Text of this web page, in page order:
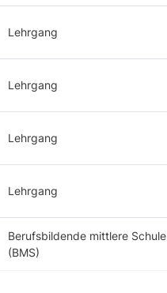
Lehrgang
Lehrgang
Lehrgang
Lehrgang
Berufsbildende mittlere Schule
(BMS)